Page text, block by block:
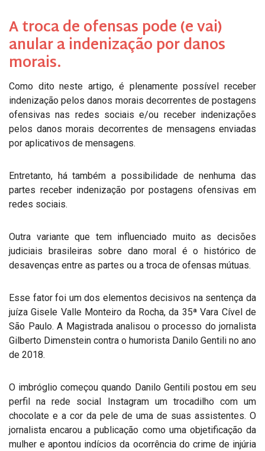
A troca de ofensas pode (e vai)
anular a indenização por danos
morais.
Como dito neste artigo, é plenamente possível receber
indenização pelos danos morais decorrentes de postagens
ofensivas nas redes sociais e/ou receber indenizações
pelos danos morais decorrentes de mensagens enviadas
por aplicativos de mensagens.
Entretanto, há também a possibilidade de nenhuma das
partes receber indenização por postagens ofensivas em
redes sociais.
Outra variante que tem influenciado muito as decisões
judiciais brasileiras sobre dano moral é o histórico de
desavenças entre as partes ou a troca de ofensas mútuas.
Esse fator foi um dos elementos decisivos na sentença da
juíza Gisele Valle Monteiro da Rocha, da 35ª Vara Cível de
São Paulo. A Magistrada analisou o processo do jornalista
Gilberto Dimenstein contra o humorista Danilo Gentili no ano
de 2018.
O imbróglio começou quando Danilo Gentili postou em seu
perfil na rede social Instagram um trocadilho com um
chocolate e a cor da pele de uma de suas assistentes. O
jornalista encarou a publicação como uma objetificação da
mulher e apontou indícios da ocorrência do crime de injúria